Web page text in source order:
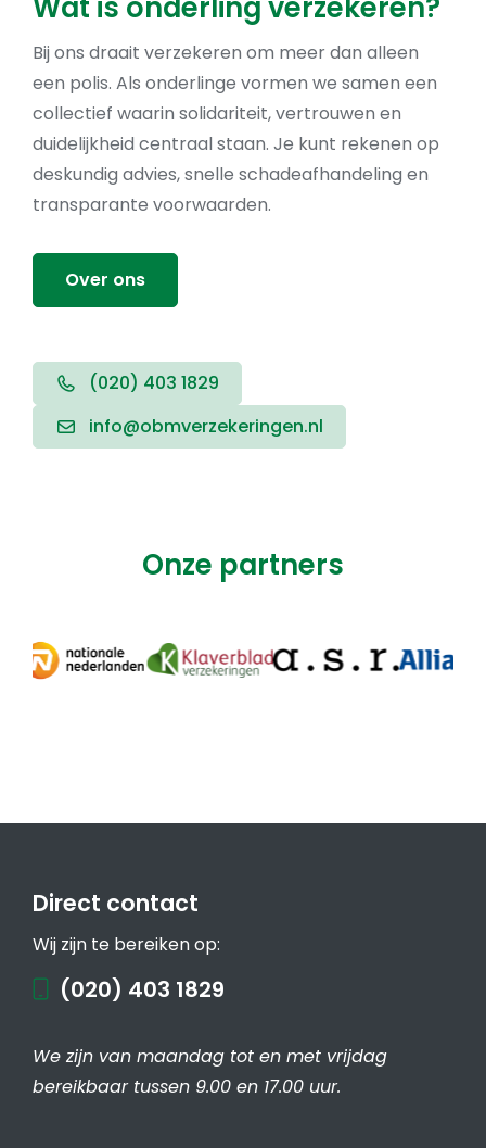
Bij ons draait verzekeren om meer dan alleen
een polis. Als onderlinge vormen we samen een
collectief waarin solidariteit, vertrouwen en
duidelijkheid centraal staan. Je kunt rekenen op
deskundig advies, snelle schadeafhandeling en
transparante voorwaarden.
Over ons
(020) 403 1829
info@obmverzekeringen.nl
Onze partners
Direct contact
Wij zijn te bereiken op:
(020) 403 1829
We zijn van maandag tot en met vrijdag
bereikbaar tussen 9.00 en 17.00 uur.